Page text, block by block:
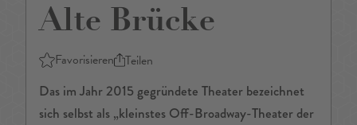
Alte Brücke
Favorisieren Teilen
Das im Jahr 2015 gegründete Theater bezeichnet
sich selbst als „kleinstes Off-Broadway-Theater der